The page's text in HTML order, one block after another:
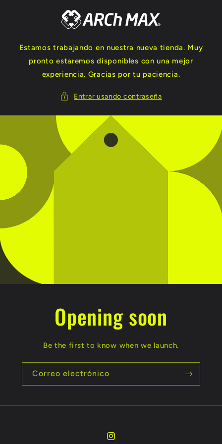
Estamos trabajando en nuestra nueva tienda. Muy
pronto estaremos disponibles con una mejor
experiencia. Gracias por tu paciencia.
Entrar usando contraseña
Opening soon
Be the first to know when we launch.
Correo electrónico
Instagram